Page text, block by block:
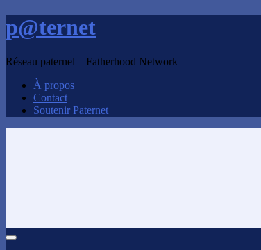
p@ternet
Réseau paternel – Fatherhood Network
À propos
Contact
Soutenir Paternet